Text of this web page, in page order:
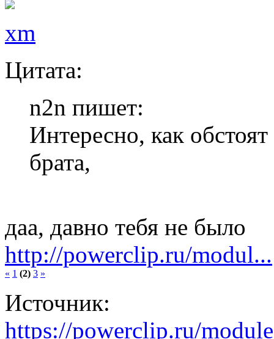
xm
Цитата:
n2n пишет:
Интересно, как
брата,
даа, давно тебя не было
http://powerclip.ru/modul...
« 1 (2) 3 »
Источник:
https://powerclip.ru/